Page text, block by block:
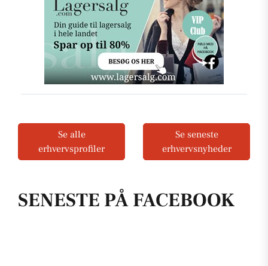
SENESTE PÅ FACEBOOK
Se alle
erhvervsprofiler
Se seneste
erhvervsnyheder